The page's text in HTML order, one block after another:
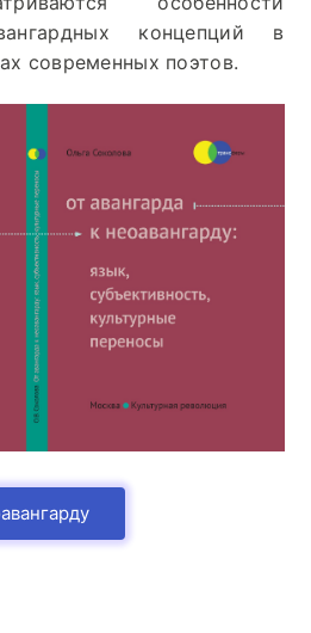
концепций в
современных поэтов.